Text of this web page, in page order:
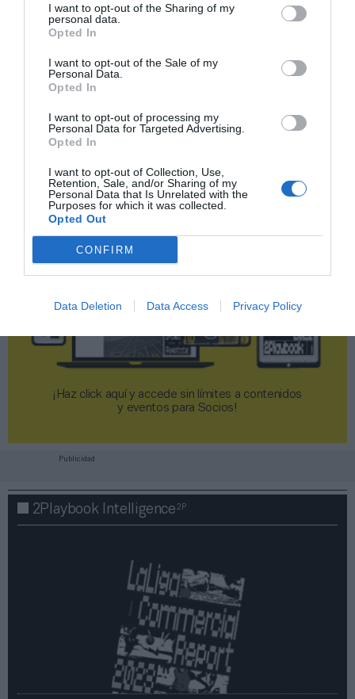
I want to opt-out of the Sharing of my
personal data.
Opted In
I want to opt-out of the Sale of my
Personal Data.
Opted In
I want to opt-out of processing my
Personal Data for Targeted Advertising.
Opted In
I want to opt-out of Collection, Use,
Retention, Sale, and/or Sharing of my
Personal Data that Is Unrelated with the
Purposes for which it was collected.
Opted Out
CONFIRM
Data Deletion Data Access Privacy Policy
NBA
2Playbook Club2P
¡Haz click aquí y accede sin límites a contenidos
y eventos para Socios!​​​​​​​
Publicidad
2Playbook Intelligence2P